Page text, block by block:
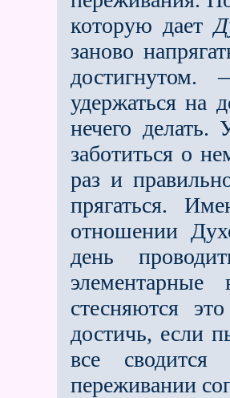
которую дает
заново
удержаться на
нечего делать.
заботиться о
раз и
прягаться.
отношении
день
стесняются
достичь, если
все
переживании